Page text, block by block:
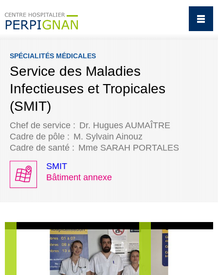
SPÉCIALITÉS MÉDICALES
Service des Maladies
Infectieuses et Tropicales
(SMIT)
Chef de service : Dr. Hugues AUMAÎTRE
Cadre de pôle : M. Sylvain Ainouz
Cadre de santé : Mme SARAH PORTALES
SMIT
Bâtiment annexe